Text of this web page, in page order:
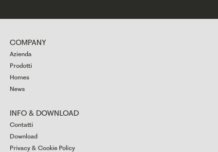
COMPANY
Azienda
Prodotti
Homes
News
INFO & DOWNLOAD
Contatti
Download
Privacy & Cookie Policy